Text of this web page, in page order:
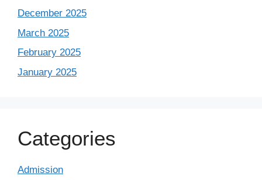
December 2025
March 2025
February 2025
January 2025
Categories
Admission